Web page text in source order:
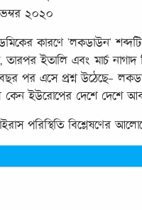
২০২০
কারণে 'লকডাউন'
তারপর ইতালি এবং মার্চ
পর এসে প্রশ্ন উঠেছে-
কেন ইউরোপের দেশে দেশে
পরিস্থিতি বিশ্লেষণের